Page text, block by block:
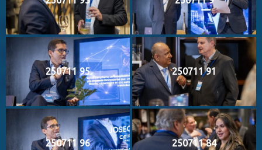
250711 95 250711 91
250711 96 250711 84